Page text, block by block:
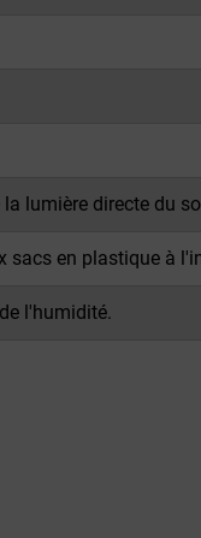
lumière directe du
sacs en plastique à
l'humidité.